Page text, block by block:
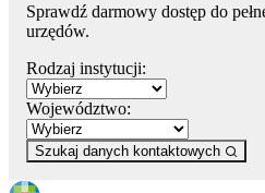
Sprawdź darmowy dostęp do
urzędów.
Rodzaj instytucji:
Województwo:
Szukaj danych kontaktowych